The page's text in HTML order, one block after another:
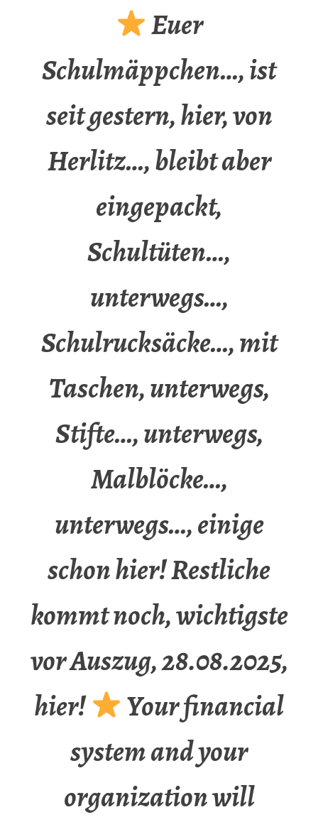
Euer
Schulmäppchen…, ist
seit gestern, hier, von
Herlitz…, bleibt aber
eingepackt,
Schultüten…,
unterwegs…,
Schulrucksäcke…, mit
Taschen, unterwegs,
Stifte…, unterwegs,
Malblöcke…,
unterwegs…, einige
schon hier! Restliche
kommt noch, wichtigste
vor Auszug, 28.08.2025,
hier!
Your financial
system and your
organization will